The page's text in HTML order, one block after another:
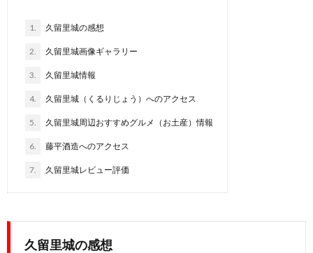
1. 久留里城の感想
2. 久留里城画像ギャラリー
3. 久留里城情報
4. 久留里城（くるりじょう）へのアクセス
5. 久留里城周辺おすすめグルメ（お土産）情報
6. 藤平酒造へのアクセス
7. 久留里城レビュー評価
久留里城の感想